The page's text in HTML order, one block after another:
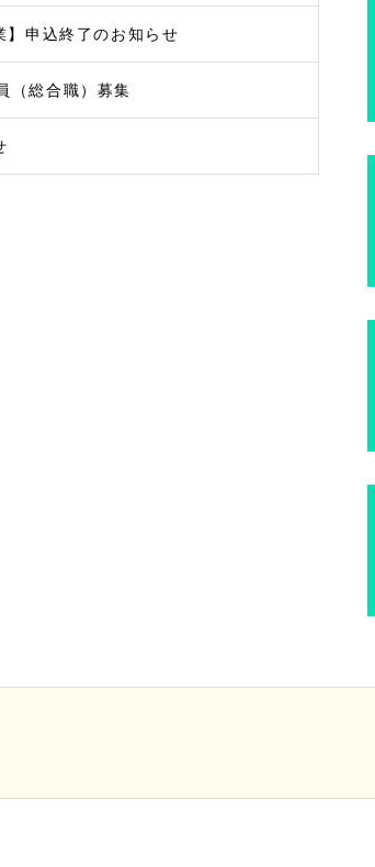
】申込終了のお知らせ
（総合職）募集